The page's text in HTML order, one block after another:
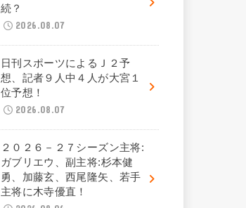
続？
2026.08.07
日刊スポーツによるＪ２予
想、記者９人中４人が大宮１
位予想！
2026.08.07
２０２６－２７シーズン主将:
ガブリエウ、副主将:杉本健
勇、加藤玄、西尾隆矢、若手
主将に木寺優直！